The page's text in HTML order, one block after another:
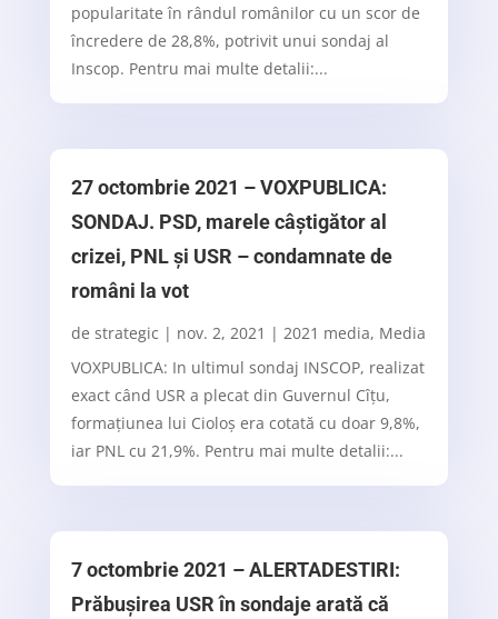
popularitate în rândul românilor cu un scor de
încredere de 28,8%, potrivit unui sondaj al
Inscop. Pentru mai multe detalii:...
27 octombrie 2021 – VOXPUBLICA:
SONDAJ. PSD, marele câștigător al
crizei, PNL și USR – condamnate de
români la vot
de strategic | nov. 2, 2021 | 2021 media, Media
VOXPUBLICA: In ultimul sondaj INSCOP, realizat
exact când USR a plecat din Guvernul Cîțu,
formațiunea lui Cioloș era cotată cu doar 9,8%,
iar PNL cu 21,9%. Pentru mai multe detalii:...
7 octombrie 2021 – ALERTADESTIRI:
Prăbușirea USR în sondaje arată că